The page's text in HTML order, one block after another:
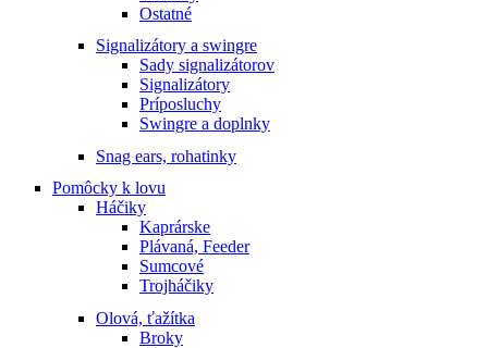
Ostatné
Signalizátory a swingre
Sady signalizátorov
Signalizátory
Príposluchy
Swingre a doplnky
Snag ears, rohatinky
Pomôcky k lovu
Háčiky
Kaprárske
Plávaná, Feeder
Sumcové
Trojháčiky
Olová, ťažítka
Broky